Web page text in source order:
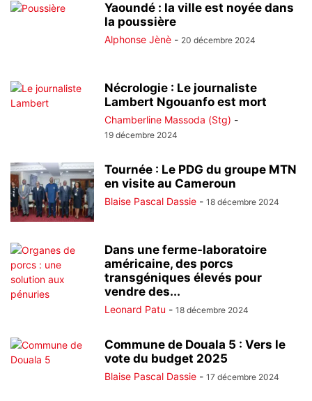
Yaoundé : la ville est noyée dans
la poussière
Alphonse Jènè - 20 décembre 2024
Nécrologie : Le journaliste
Lambert Ngouanfo est mort
Chamberline Massoda (Stg) -
19 décembre 2024
Tournée : Le PDG du groupe MTN
en visite au Cameroun
Blaise Pascal Dassie - 18 décembre 2024
Dans une ferme-laboratoire
américaine, des porcs
transgéniques élevés pour
vendre des...
Leonard Patu - 18 décembre 2024
Commune de Douala 5 : Vers le
vote du budget 2025
Blaise Pascal Dassie - 17 décembre 2024